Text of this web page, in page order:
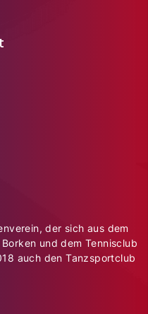
der sich aus dem
und dem Tennisclub
auch den Tanzsportclub